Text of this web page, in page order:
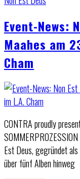
Event-News:
Maahes am
Cham
CONTRA proudly
Est Deus, gegründet
über fünf Alben hinweg